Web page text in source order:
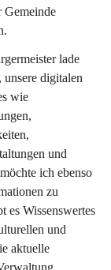
Gemeinde
lade
unsere digitalen
wie
und
ich ebenso
zu
es Wissenswertes
und
aktuelle